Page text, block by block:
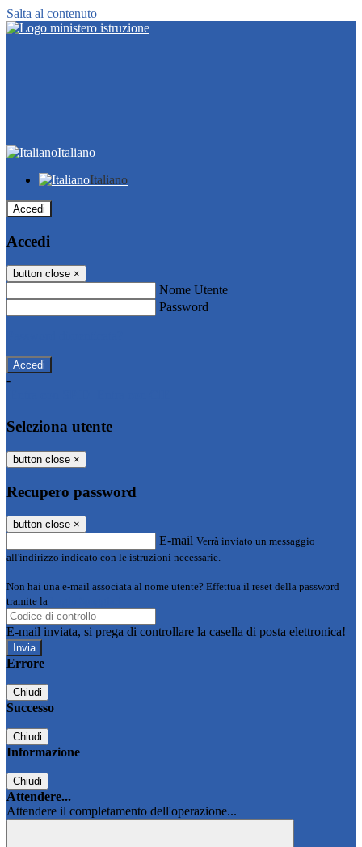
Salta al contenuto
Italiano
Italiano
Accedi
Accedi
button close ×
Nome Utente
Password
-
Seleziona utente
button close ×
Recupero password
button close ×
E-mail Verrà inviato un messaggio
all'indirizzo indicato con le istruzioni necessarie.
Non hai una e-mail associata al nome utente? Effettua il reset della password
tramite la
E-mail inviata, si prega di controllare la casella di posta elettronica!
Errore
Chiudi
Successo
Chiudi
Informazione
Chiudi
Attendere...
Attendere il completamento dell'operazione...